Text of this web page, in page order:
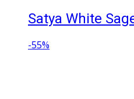
Satya White
-55%